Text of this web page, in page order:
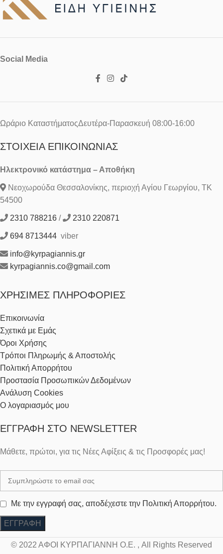
Social Media
Ωράριο ΚαταστήματοςΔευτέρα-Παρασκευή 08:00-16:00
ΣΤΟΙΧΕΊΑ ΕΠΙΚΟΙΝΩΝΊΑΣ
Ηλεκτρονικό κατάστημα – Αποθήκη
Νεοχωρούδα Θεσσαλονίκης, περιοχή Αγίου Γεωργίου, ΤΚ
54500
2310 788216 / 2310 220871
694 8713444 viber
info@kyrpagiannis.gr
kyrpagiannis.co@gmail.com
ΧΡΉΣΙΜΕΣ ΠΛΗΡΟΦΟΡΊΕΣ
Επικοινωνία
Σχετικά με Εμάς
Όροι Χρήσης
Τρόποι Πληρωμής & Αποστολής
Πολιτική Απορρήτου
Προστασία Προσωπικών Δεδομένων
Ανάλυση Cookies
Ο λογαριασμός μου
ΕΓΓΡΑΦΉ ΣΤΟ NEWSLETTER
Μάθετε, πρώτοι, για τις Νέες Αφίξεις & τις Προσφορές μας!
Με την εγγραφή σας, αποδέχεστε την Πολιτική Απορρήτου.
© 2022 ΑΦΟΙ ΚΥΡΠΑΓΙΑΝΝΗ Ο.Ε. , All Rights Reserved